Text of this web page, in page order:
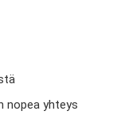
nopea yhteys